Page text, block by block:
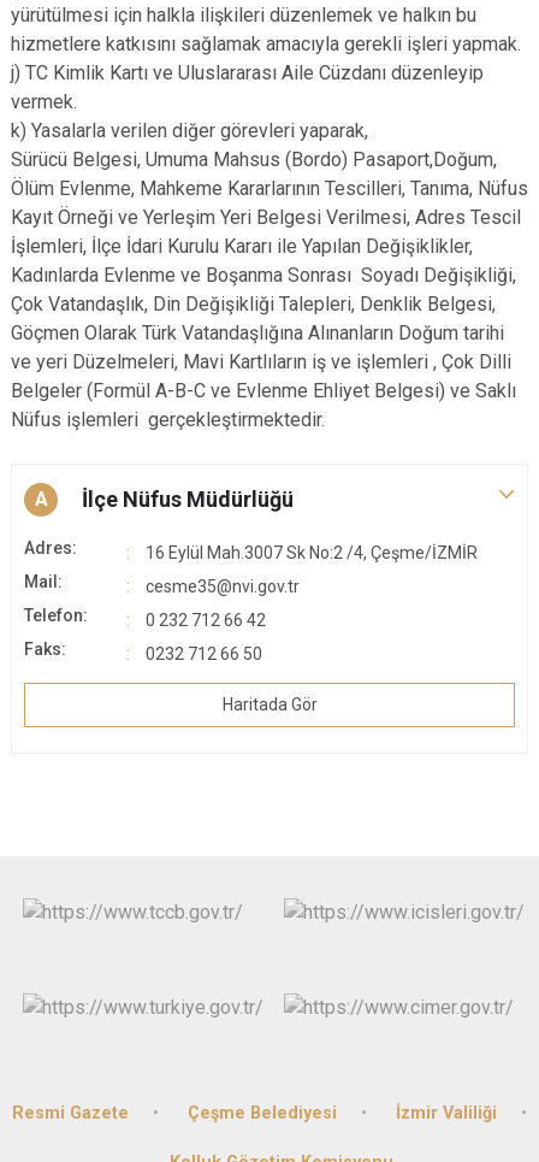
yürütülmesi için halkla ilişkileri düzenlemek ve halkın bu
hizmetlere katkısını sağlamak amacıyla gerekli işleri yapmak.
j) TC Kimlik Kartı ve Uluslararası Aile Cüzdanı düzenleyip
vermek.
k) Yasalarla verilen diğer görevleri yaparak,
Sürücü Belgesi, Umuma Mahsus (Bordo) Pasaport,Doğum,
Ölüm Evlenme, Mahkeme Kararlarının Tescilleri, Tanıma, Nüfus
Kayıt Örneği ve Yerleşim Yeri Belgesi Verilmesi, Adres Tescil
İşlemleri, İlçe İdari Kurulu Kararı ile Yapılan Değişiklikler,
Kadınlarda Evlenme ve Boşanma Sonrası Soyadı Değişikliği,
Çok Vatandaşlık, Din Değişikliği Talepleri, Denklik Belgesi,
Göçmen Olarak Türk Vatandaşlığına Alınanların Doğum tarihi
ve yeri Düzelmeleri, Mavi Kartlıların iş ve işlemleri , Çok Dilli
Belgeler (Formül A-B-C ve Evlenme Ehliyet Belgesi) ve Saklı
Nüfus işlemleri gerçekleştirmektedir.
A İlçe Nüfus Müdürlüğü
Adres:
16 Eylül Mah.3007 Sk No:2 /4, Çeşme/İZMİR
Mail:
cesme35@nvi.gov.tr
Telefon:
0 232 712 66 42
Faks:
0232 712 66 50
Haritada Gör
Resmi Gazete Çeşme Belediyesi İzmir Valiliği